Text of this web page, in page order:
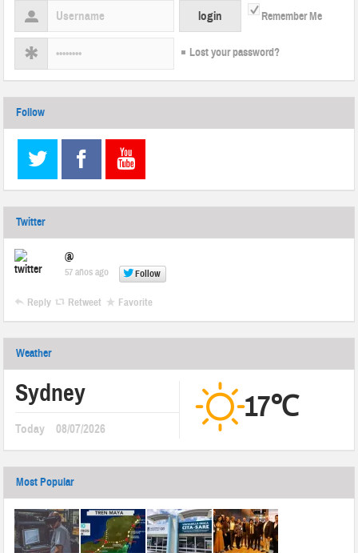
Remember Me
Lost your password?
Follow
Twitter
@
57 años ago Follow
Reply Retweet Favorite
Weather
Sydney
Today 08/07/2026
17℃
Most Popular